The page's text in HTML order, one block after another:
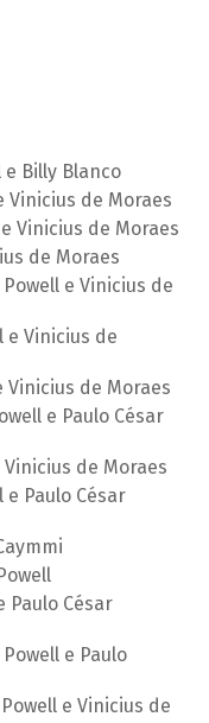
Billy Blanco
Vinicius de Moraes
Vinicius de Moraes
de Moraes
e Vinicius de
e Vinicius de
Vinicius de Moraes
e Paulo César
de Moraes
Paulo César
Paulo César
e Paulo
e Vinicius de